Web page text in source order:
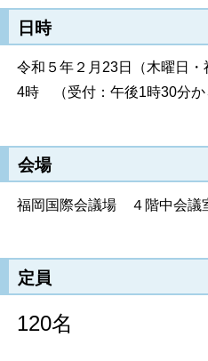
日時
令和５年２月23日（木曜日
4時 （受付：午後1時30分か
会場
福岡国際会議場 ４階中会議
定員
120名